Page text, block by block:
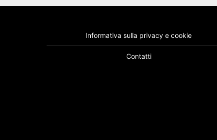
Informativa sulla privacy e cookie
Contatti